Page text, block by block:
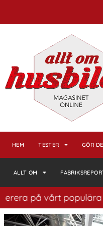
HEM TESTER GÖR
ALLT OM
populära